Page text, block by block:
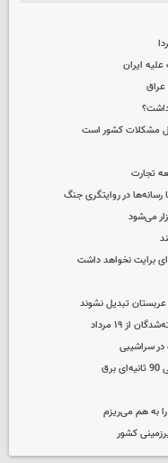
ایران
مشکلات کشور است
تجارت
در روایتگری جنگ
می‌شود
برایت نخواهد داشت
عربستان تبدیل نشوند
۱۹ مرداد
در سراشیبی
به هم می‌ریزم